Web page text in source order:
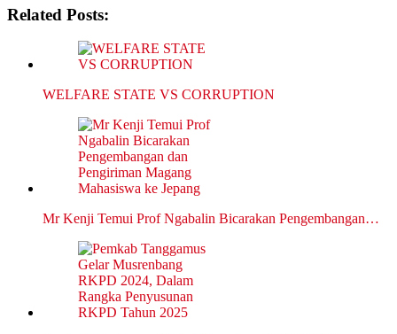
Related Posts:
WELFARE STATE VS CORRUPTION
Mr Kenji Temui Prof Ngabalin Bicarakan Pengembangan…